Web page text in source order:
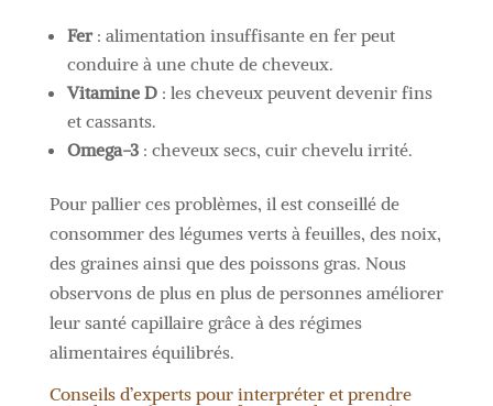
Fer: alimentation insuffisante en fer peut
conduire à une chute de cheveux.
Vitamine D: les cheveux peuvent devenir fins
et cassants.
Omega-3: cheveux secs, cuir chevelu irrité.
Pour pallier ces problèmes, il est conseillé de
consommer des légumes verts à feuilles, des noix,
des graines ainsi que des poissons gras. Nous
observons de plus en plus de personnes améliorer
leur santé capillaire grâce à des régimes
alimentaires équilibrés.
Conseils d’experts pour interpréter et prendre